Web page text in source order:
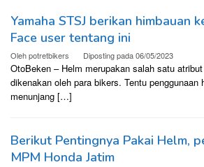
Yamaha STSJ berikan himbauan
Face user tentang ini
Olehpotretbikers Diposting pada06/05/2023
OtoBeken – Helm merupakan salah satu
dikenakan oleh para bikers. Tentu penggunaan
menunjang […]
Berikut Pentingnya Pakai Helm,
MPM Honda Jatim